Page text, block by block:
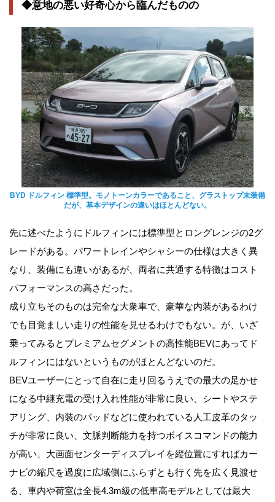
◆意地の悪い好奇心から臨んだものの
BYD ドルフィン 標準型。モノトーンカラーであること、グラストップ未装備
だが、基本デザインの違いはほとんどない。
先に述べたようにドルフィンには標準型とロングレンジの2グ
レードがある。パワートレインやシャシーの仕様は大きく異
なり、装備にも違いがあるが、両者に共通する特徴はコスト
パフォーマンスの高さだった。
成り立ちそのものは完全な大衆車で、豪華な内装があるわけ
でも目覚ましい走りの性能を見せるわけでもない。が、いざ
乗ってみるとプレミアムセグメントの高性能BEVにあってド
ルフィンにはないというものがほとんどないのだ。
BEVユーザーにとって自在に走り回るうえでの最大の足かせ
になる中継充電の受け入れ性能が非常に良い、シートやステ
アリング、内装のパッドなどに使われている人工皮革のタッ
チが非常に良い、文脈判断能力を持つボイスコマンドの能力
が高い、大画面センターディスプレイを縦位置にすればカー
ナビの縮尺を過度に広域側にふらずとも行く先を広く見渡せ
る、車内や荷室は全長4.3m級の低車高モデルとしては最大